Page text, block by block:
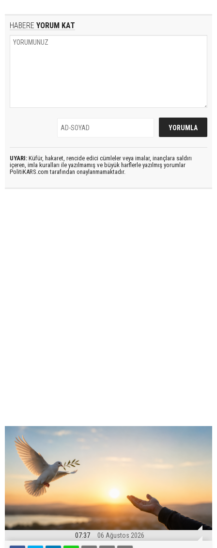
HABERE YORUM KAT
UYARI: Küfür, hakaret, rencide edici cümleler veya imalar, inançlara saldırı
içeren, imla kuralları ile yazılmamış ve büyük harflerle yazılmış yorumlar
PolitiKARS.com tarafından onaylanmamaktadır.
07:37 06 Ağustos 2026